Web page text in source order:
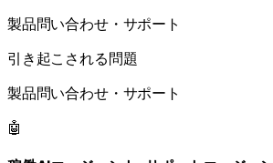
製品問い合わせ・サポート
引き起こされる問題
製品問い合わせ・サポート
🤖